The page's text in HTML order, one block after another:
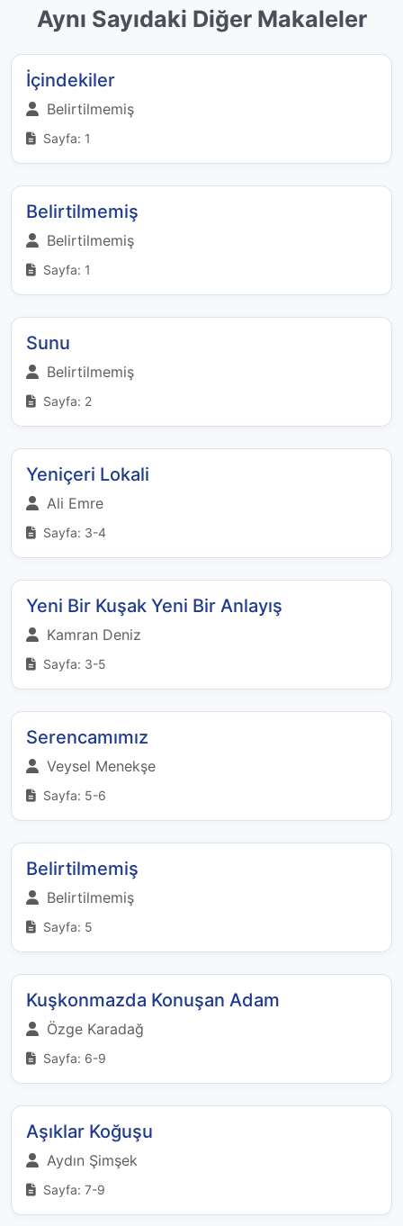
Aynı Sayıdaki Diğer Makaleler
İçindekiler
Belirtilmemiş
Sayfa: 1
Belirtilmemiş
Belirtilmemiş
Sayfa: 1
Sunu
Belirtilmemiş
Sayfa: 2
Yeniçeri Lokali
Ali Emre
Sayfa: 3-4
Yeni Bir Kuşak Yeni Bir Anlayış
Kamran Deniz
Sayfa: 3-5
Serencamımız
Veysel Menekşe
Sayfa: 5-6
Belirtilmemiş
Belirtilmemiş
Sayfa: 5
Kuşkonmazda Konuşan Adam
Özge Karadağ
Sayfa: 6-9
Aşıklar Koğuşu
Aydın Şimşek
Sayfa: 7-9